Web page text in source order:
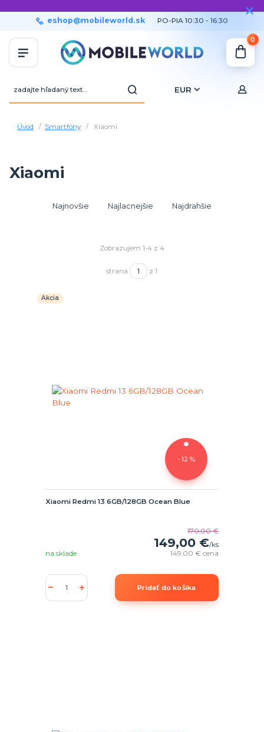
EUR
eshop@mobileworld.sk PO-PIA 10:30 - 16:30
0
Úvod Smartfóny Xiaomi
Xiaomi
Najnovšie Najlacnejšie Najdrahšie
Zobrazujem 1-4 z 4
strana z 1
Akcia
- 12 %
Xiaomi Redmi 13 6GB/128GB Ocean Blue
170,00 €
149,00 €/ks
149,00 €cena
na sklade
Pridať do košíka